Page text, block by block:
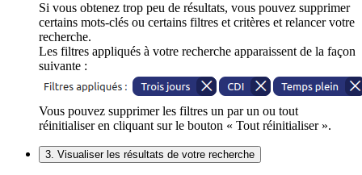
Si vous obtenez trop peu de résultats, vous pouvez supprimer
certains mots-clés ou certains filtres et critères et relancer votre
recherche.
Les filtres appliqués à votre recherche apparaissent de la façon
suivante :
Vous pouvez supprimer les filtres un par un ou tout
réinitialiser en cliquant sur le bouton « Tout réinitialiser ».
3. Visualiser les résultats de votre recherche